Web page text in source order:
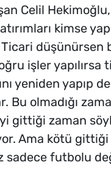
Celil
kimse
düşünürsen
işler yapılırsa
yeniden yapıp
Bu olmadığı
gittiği zaman
Ama kötü
sadece futbolu